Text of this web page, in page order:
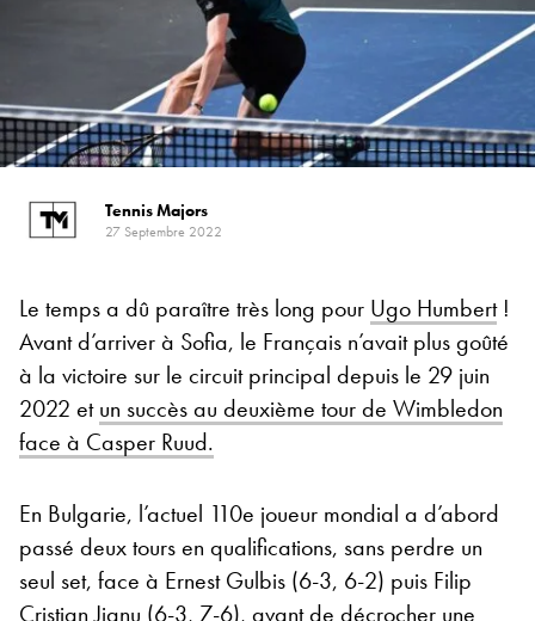
Tennis Majors
27 Septembre 2022
Le temps a dû paraître très long pour Ugo Humbert!
Avant d’arriver à Sofia, le Français n’avait plus goûté
à la victoire sur le circuit principal depuis le 29 juin
2022 etun succès au deuxième tour de Wimbledon
face à Casper Ruud.
En Bulgarie, l’actuel 110e joueur mondial a d’abord
passé deux tours en qualifications, sans perdre un
seul set, face à Ernest Gulbis (6-3, 6-2) puis Filip
Cristian Jianu (6-3, 7-6), avant de décrocher une